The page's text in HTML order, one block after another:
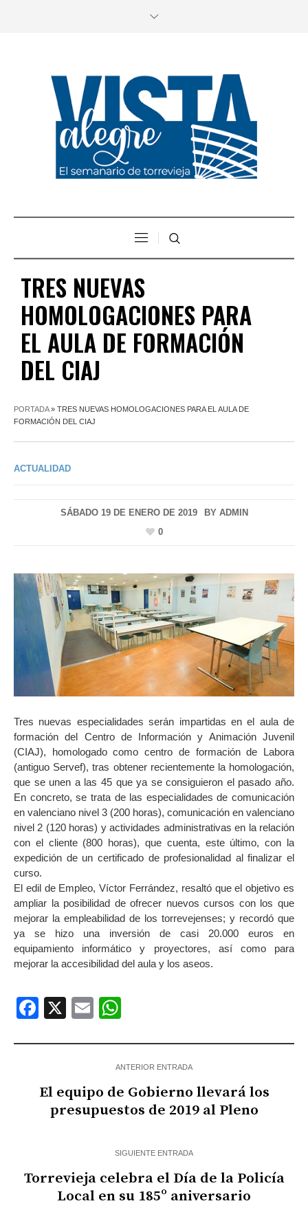
TRES NUEVAS
HOMOLOGACIONES PARA
EL AULA DE FORMACIÓN
DEL CIAJ
PORTADA» TRES NUEVAS HOMOLOGACIONES PARA EL AULA DE
FORMACIÓN DEL CIAJ
ACTUALIDAD
SÁBADO 19 DE ENERO DE 2019 BY ADMIN
0
Tres nuevas especialidades serán impartidas en el aula de
formación del Centro de Información y Animación Juvenil
(CIAJ), homologado como centro de formación de Labora
(antiguo Servef), tras obtener recientemente la homologación,
que se unen a las 45 que ya se consiguieron el pasado año.
En concreto, se trata de las especialidades de comunicación
en valenciano nivel 3 (200 horas), comunicación en valenciano
nivel 2 (120 horas) y actividades administrativas en la relación
con el cliente (800 horas), que cuenta, este último, con la
expedición de un certificado de profesionalidad al finalizar el
curso.
El edil de Empleo, Víctor Ferrández, resaltó que el objetivo es
ampliar la posibilidad de ofrecer nuevos cursos con los que
mejorar la empleabilidad de los torrevejenses; y recordó que
ya se hizo una inversión de casi 20.000 euros en
equipamiento informático y proyectores, así como para
mejorar la accesibilidad del aula y los aseos.
Facebook
X Email
ANTERIOR ENTRADA
El equipo de Gobierno llevará los
presupuestos de 2019 al Pleno
SIGUIENTE ENTRADA
Torrevieja celebra el Día de la Policía
Local en su 185º aniversario